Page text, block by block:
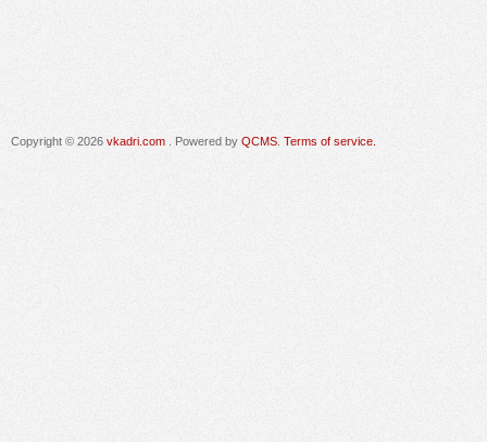
Copyright © 2026 vkadri.com . Powered by QCMS Terms of service.